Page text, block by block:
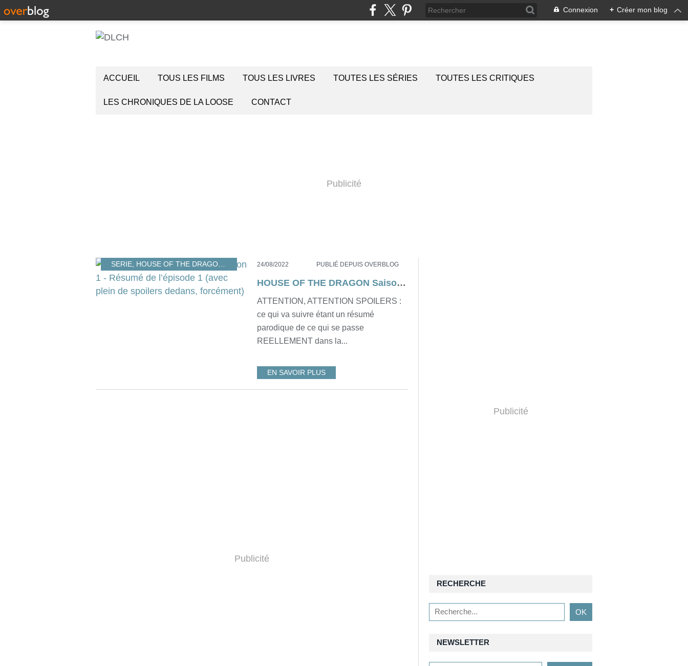
Connexion + Créer mon blog
ACCUEIL TOUS LES FILMS TOUS LES LIVRES TOUTES LES SÉRIES TOUTES LES CRITIQUES
LES CHRONIQUES DE LA LOOSE CONTACT
Publicité
SERIE, HOUSE OF THE DRAGON , HOTD SAISON 1,RESUME ,GAME OF THRONES,MEDIEVAL
24/08/2022 PUBLIÉ DEPUIS OVERBLOG
HOUSE OF THE DRAGON Saison 1 - Résumé de l’épisode 1 (avec plein de spoilers dedans, forcément)
ATTENTION, ATTENTION SPOILERS :
ce qui va suivre étant un résumé
parodique de ce qui se passe
REELLEMENT dans la...
EN SAVOIR PLUS
Publicité
Publicité
NEWSLETTER
RECHERCHE